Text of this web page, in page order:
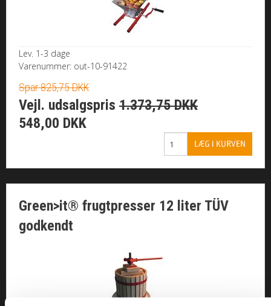
MONTAGE
BOR/ BITS/ U-BØJLE
MARITIM / TIL BÅDEN
KAMPAGNE/TILBUD
Lev. 1-3 dage
Varenummer: out-10-91422
Spar 825,75 DKK
Vejl. udsalgspris 1.373,75 DKK
548,00 DKK
Green>it® frugtpresser 12 liter TÜV
godkendt